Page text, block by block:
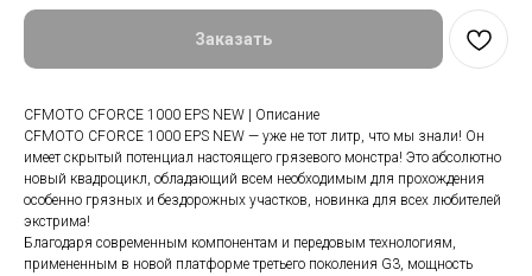
Заказать
CFMOTO CFORCE 1000 EPS NEW | Описание
CFMOTO CFORCE 1000 EPS NEW — уже не тот литр, что мы знали! Он
имеет скрытый потенциал настоящего грязевого монстра! Это абсолютно
новый квадроцикл, обладающий всем необходимым для прохождения
особенно грязных и бездорожных участков, новинка для всех любителей
экстрима!
Благодаря современным компонентам и передовым технологиям,
примененным в новой платформе третьего поколения G3, мощность